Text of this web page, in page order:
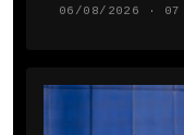
06/08/2026 ·